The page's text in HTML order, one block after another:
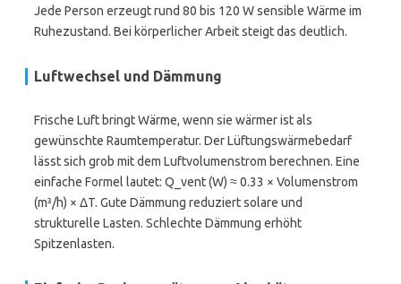
Jede Person erzeugt rund 80 bis 120 W sensible Wärme im
Ruhezustand. Bei körperlicher Arbeit steigt das deutlich.
Luftwechsel und Dämmung
Frische Luft bringt Wärme, wenn sie wärmer ist als
gewünschte Raumtemperatur. Der Lüftungswärmebedarf
lässt sich grob mit dem Luftvolumenstrom berechnen. Eine
einfache Formel lautet: Q_vent (W) ≈ 0.33 × Volumenstrom
(m³/h) × ΔT. Gute Dämmung reduziert solare und
strukturelle Lasten. Schlechte Dämmung erhöht
Spitzenlasten.